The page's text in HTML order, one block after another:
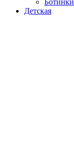
Ботинки
Детская